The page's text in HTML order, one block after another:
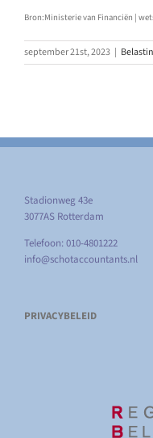
Bron:Ministerie van Financiën |
september 21st, 2023 |
Stadionweg 43e
3077AS Rotterdam
Telefoon: 010-4801222
info@schotaccountants.nl
PRIVACYBELEID